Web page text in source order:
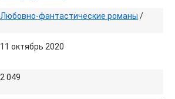
Любовно-фантастические романы /
11 октябрь 2020
2 049